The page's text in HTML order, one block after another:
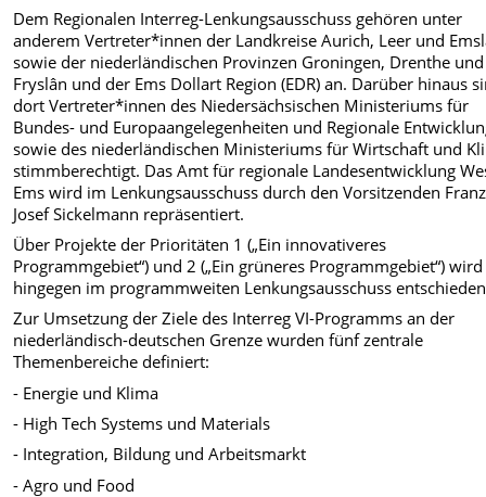
Dem Regionalen Interreg-Lenkungsausschuss gehören unter
anderem Vertreter*innen der Landkreise Aurich, Leer und
sowie der niederländischen Provinzen Groningen, Drenthe und
Fryslân und der Ems Dollart Region (EDR) an. Darüber hinaus
dort Vertreter*innen des Niedersächsischen Ministeriums für
Bundes- und Europaangelegenheiten und Regionale
sowie des niederländischen Ministeriums für Wirtschaft und
stimmberechtigt. Das Amt für regionale Landesentwicklung
Ems wird im Lenkungsausschuss durch den Vorsitzenden
Josef Sickelmann repräsentiert.
Über Projekte der Prioritäten 1 („Ein innovativeres
Programmgebiet“) und 2 („Ein grüneres Programmgebiet“) wird
hingegen im programmweiten Lenkungsausschuss
Zur Umsetzung der Ziele des Interreg VI-Programms an der
niederländisch-deutschen Grenze wurden fünf zentrale
Themenbereiche definiert:
- Energie und Klima
- High Tech Systems und Materials
- Integration, Bildung und Arbeitsmarkt
- Agro und Food